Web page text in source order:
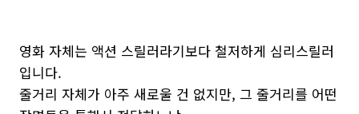
영화 자체는 액션 스릴러라기보다 철저하게 심리스릴러
입니다.
줄거리 자체가 아주 새로울 건 없지만, 그 줄거리를 어떤